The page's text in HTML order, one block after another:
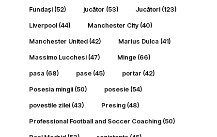
Fundași (52) jucător (53) Jucători (123)
Liverpool (44) Manchester City (40)
Manchester United (42) Marius Dulca (41)
Massimo Lucchesi (47) Minge (66)
pasa (68) pase (45) portar (42)
Posesia mingii (50) posesie (54)
povestile zilei (43) Presing (48)
Professional Football and Soccer Coaching (50)